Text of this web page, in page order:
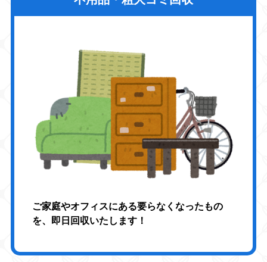
ご家庭やオフィスにある要らなくなったもの
を、即日回収いたします！